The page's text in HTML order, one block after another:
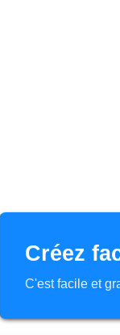
Créez
C'est facile et